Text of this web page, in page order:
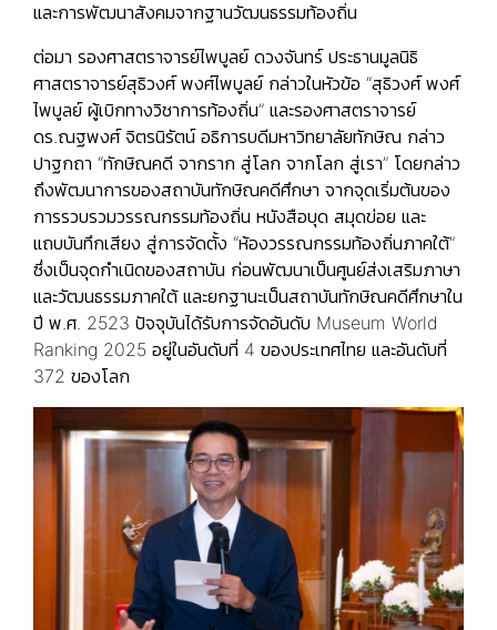
และการพัฒนาสังคมจากฐานวัฒนธรรมท้องถิ่น
ต่อมา รองศาสตราจารย์ไพบูลย์ ดวงจันทร์ ประธานมูลนิธิ
ศาสตราจารย์สุธิวงศ์ พงศ์ไพบูลย์ กล่าวในหัวข้อ “สุธิวงศ์ พงศ์
ไพบูลย์ ผู้เบิกทางวิชาการท้องถิ่น” และรองศาสตราจารย์
ดร.ณฐพงศ์ จิตรนิรัตน์ อธิการบดีมหาวิทยาลัยทักษิณ กล่าว
ปาฐกถา “ทักษิณคดี จากราก สู่โลก จากโลก สู่เรา” โดยกล่าว
ถึงพัฒนาการของสถาบันทักษิณคดีศึกษา จากจุดเริ่มต้นของ
การรวบรวมวรรณกรรมท้องถิ่น หนังสือบุด สมุดข่อย และ
แถบบันทึกเสียง สู่การจัดตั้ง “ห้องวรรณกรรมท้องถิ่นภาคใต้”
ซึ่งเป็นจุดกำเนิดของสถาบัน ก่อนพัฒนาเป็นศูนย์ส่งเสริมภาษา
และวัฒนธรรมภาคใต้ และยกฐานะเป็นสถาบันทักษิณคดีศึกษาใน
ปี พ.ศ. 2523 ปัจจุบันได้รับการจัดอันดับ Museum World
Ranking 2025 อยู่ในอันดับที่ 4 ของประเทศไทย และอันดับที่
372 ของโลก